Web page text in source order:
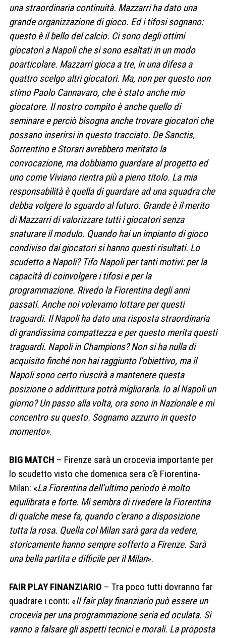
una straordinaria continuità. Mazzarri ha dato una
grande organizzazione di gioco. Ed i tifosi sognano:
questo è il bello del calcio. Ci sono degli ottimi
giocatori a Napoli che si sono esaltati in un modo
poarticolare. Mazzarri gioca a tre, in una difesa a
quattro scelgo altri giocatori. Ma, non per questo non
stimo Paolo Cannavaro, che è stato anche mio
giocatore. Il nostro compito è anche quello di
seminare e perciò bisogna anche trovare giocatori che
possano inserirsi in questo tracciato. De Sanctis,
Sorrentino e Storari avrebbero meritato la
convocazione, ma dobbiamo guardare al progetto ed
uno come Viviano rientra più a pieno titolo. La mia
responsabilità è quella di guardare ad una squadra che
debba volgere lo sguardo al futuro. Grande è il merito
di Mazzarri di valorizzare tutti i giocatori senza
snaturare il modulo. Quando hai un impianto di gioco
condiviso dai giocatori si hanno questi risultati. Lo
scudetto a Napoli? Tifo Napoli per tanti motivi: per la
capacità di coinvolgere i tifosi e per la
programmazione. Rivedo la Fiorentina degli anni
passati. Anche noi volevamo lottare per questi
traguardi. Il Napoli ha dato una risposta straordinaria
di grandissima compattezza e per questo merita questi
traguardi. Napoli in Champions? Non si ha nulla di
acquisito finché non hai raggiunto l’obiettivo, ma il
Napoli sono certo riuscirà a mantenere questa
posizione o addirittura potrà migliorarla. Io al Napoli un
giorno? Un passo alla volta, ora sono in Nazionale e mi
concentro su questo. Sognamo azzurro in questo
momento».
BIG MATCH – Firenze sarà un crocevia importante per
lo scudetto visto che domenica sera c’è Fiorentina-
Milan: «La Fiorentina dell’ultimo periodo è molto
equilibrata e forte. Mi sembra di rivedere la Fiorentina
di qualche mese fa, quando c’erano a disposizione
tutta la rosa. Quella col Milan sarà gara da vedere,
storicamente hanno sempre sofferto a Firenze. Sarà
una bella partita e difficile per il Milan».
FAIR PLAY FINANZIARIO – Tra poco tutti dovranno far
quadrare i conti: «Il fair play finanziario può essere un
crocevia per una programmazione seria ed oculata. Si
vanno a falsare gli aspetti tecnici e morali. La proposta